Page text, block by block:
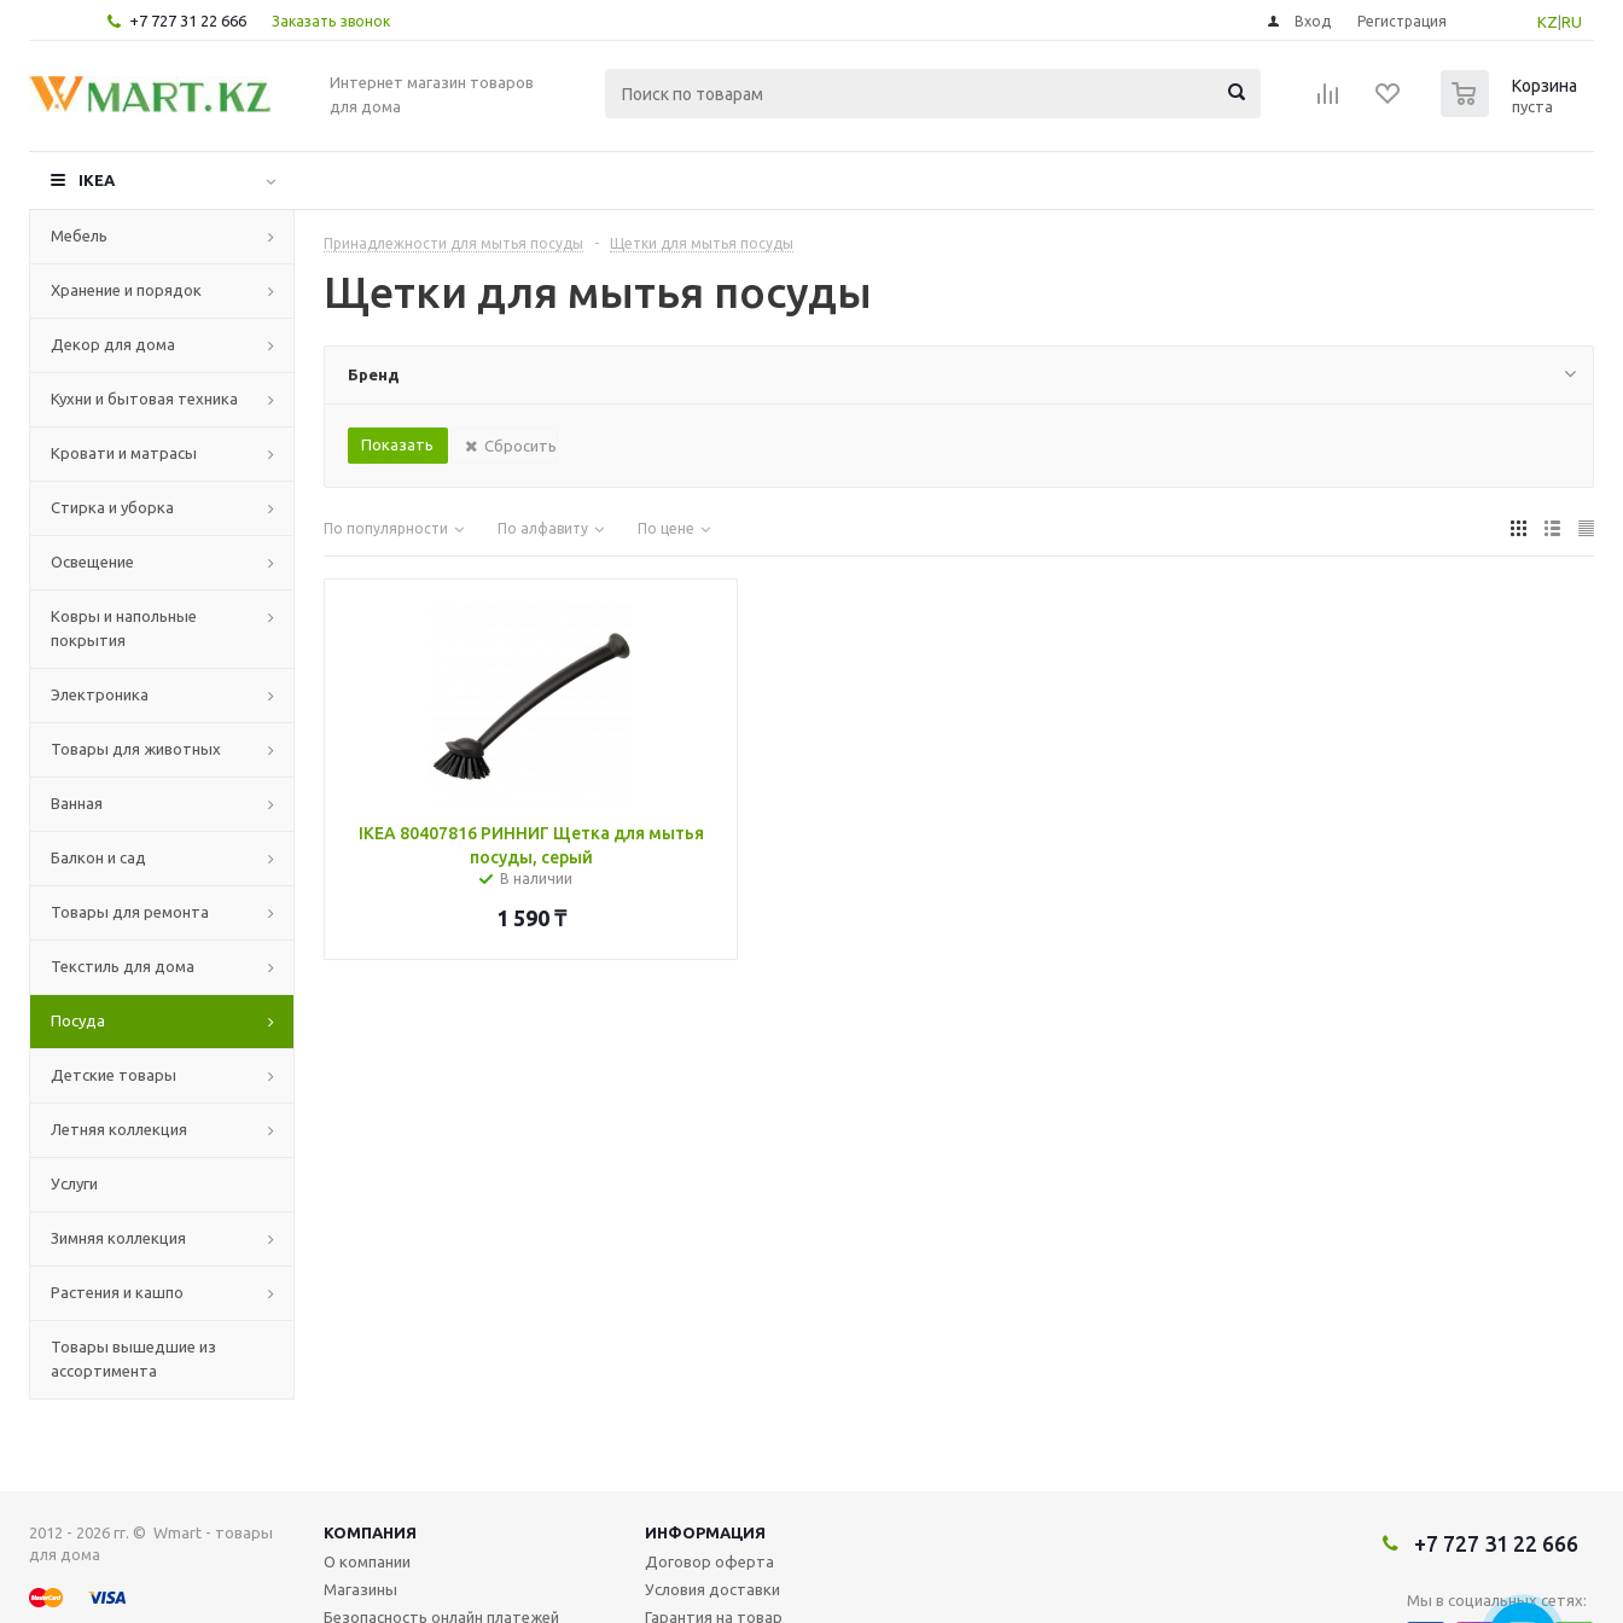
+7 727 31 22 666 Заказать звонок KZ RU
Вход Регистрация
Интернет магазин товаров
для дома
Корзина
пуста
IKEA
Мебель
Хранение и порядок
Декор для дома
Кухни и бытовая техника
Кровати и матрасы
Стирка и уборка
Освещение
Ковры и напольные
покрытия
Электроника
Товары для животных
Ванная
Балкон и сад
Товары для ремонта
Текстиль для дома
Посуда
Детские товары
Летняя коллекция
Услуги
Зимняя коллекция
Растения и кашпо
Товары вышедшие из
ассортимента
Принадлежности для мытья посуды - Щетки для мытья посуды
Щетки для мытья посуды
Бренд
Сбросить
По популярности По алфавиту По цене
IKEA 80407816 РИННИГ Щетка для мытья
посуды, серый
В наличии
1 590₸
2012 - 2026 гг. © Wmart - товары
для дома
КОМПАНИЯ
ИНФОРМАЦИЯ
О компании
Магазины
Безопасность онлайн платежей
Договор оферта
Условия доставки
Гарантия на товар
+7 727 31 22 666
Мы в социальных сетях: